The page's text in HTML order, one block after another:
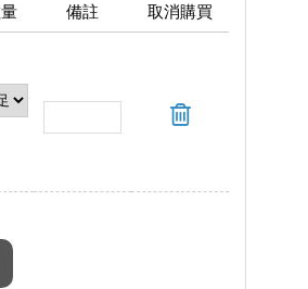
備註 取消購買